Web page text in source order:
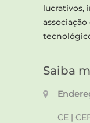
lucrativos,
Saiba
CE |